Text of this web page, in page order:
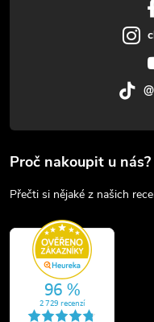
Proč nakoupit u nás?
Přečti si nějaké z našich